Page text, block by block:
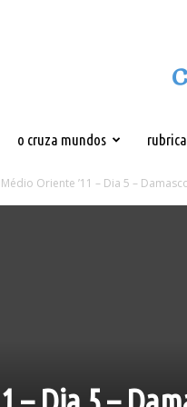
o cruza mundos
Médio Oriente ’11 – Dia 5 –